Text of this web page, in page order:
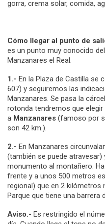
gorra, crema solar, comida,
Cómo llegar al punto de
es un punto muy conocido
Manzanares el Real.
1.- En la Plaza de Castilla se
607) y seguiremos las
Manzanares. Se pasa la
rotonda tendremos que
a Manzanares (famoso por
son 42 km.).
2.- En Manzanares
(también se puede
monumento al montañero.
frente y a unos 500 metros
regional) que en 2 kilómetros
Parque que tiene una barrera
Aviso.- Es restringido el